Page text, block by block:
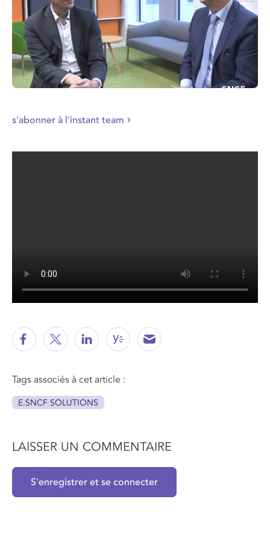
s'abonner à l'instant team
Tags associés à cet article :
E.SNCF SOLUTIONS
LAISSER UN COMMENTAIRE
S'enregistrer et se connecter